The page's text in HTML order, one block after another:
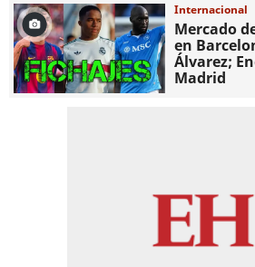
Internacional
Mercado
en
Álvarez;
Madrid